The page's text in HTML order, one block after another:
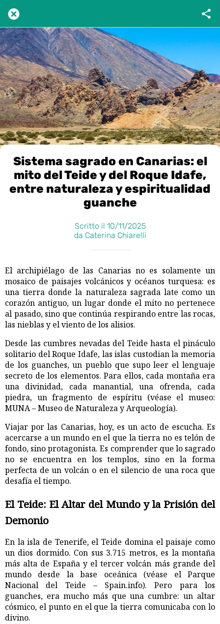
Sistema sagrado en Canarias: el
mito del Teide y del Roque Idafe,
entre naturaleza y espiritualidad
guanche
Scritto il 10/11/2025
da Caterina Chiarelli
El archipiélago de las Canarias no es solamente un
mosaico de paisajes volcánicos y océanos turquesa: es
una tierra donde la naturaleza sagrada late como un
corazón antiguo, un lugar donde el mito no pertenece
al pasado, sino que continúa respirando entre las rocas,
las nieblas y el viento de los alisios.
Desde las cumbres nevadas del Teide hasta el pináculo
solitario del Roque Idafe, las islas custodian la memoria
de los guanches, un pueblo que supo leer el lenguaje
secreto de los elementos. Para ellos, cada montaña era
una divinidad, cada manantial, una ofrenda, cada
piedra, un fragmento de espíritu (véase el museo:
MUNA – Museo de Naturaleza y Arqueología).
Viajar por las Canarias, hoy, es un acto de escucha. Es
acercarse a un mundo en el que la tierra no es telón de
fondo, sino protagonista. Es comprender que lo sagrado
no se encuentra en los templos, sino en la forma
perfecta de un volcán o en el silencio de una roca que
desafía el tiempo.
El Teide: El Altar del Mundo y la Prisión del
Demonio
En la isla de Tenerife, el Teide domina el paisaje como
un dios dormido. Con sus 3.715 metros, es la montaña
más alta de España y el tercer volcán más grande del
mundo desde la base oceánica (véase el Parque
Nacional del Teide – Spain.info). Pero para los
guanches, era mucho más que una cumbre: un altar
cósmico, el punto en el que la tierra comunicaba con lo
divino.